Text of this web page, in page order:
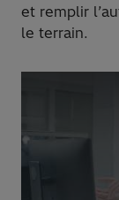
et remplir
le terrain.